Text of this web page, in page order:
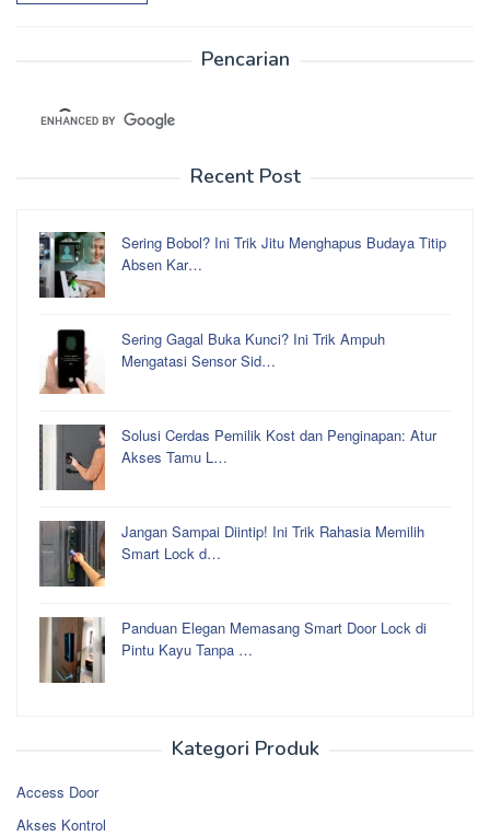
Pencarian
Recent Post
Sering Bobol? Ini Trik Jitu Menghapus Budaya Titip
Absen Kar…
Sering Gagal Buka Kunci? Ini Trik Ampuh
Mengatasi Sensor Sid…
Solusi Cerdas Pemilik Kost dan Penginapan: Atur
Akses Tamu L…
Jangan Sampai Diintip! Ini Trik Rahasia Memilih
Smart Lock d…
Panduan Elegan Memasang Smart Door Lock di
Pintu Kayu Tanpa …
Kategori Produk
Access Door
Akses Kontrol